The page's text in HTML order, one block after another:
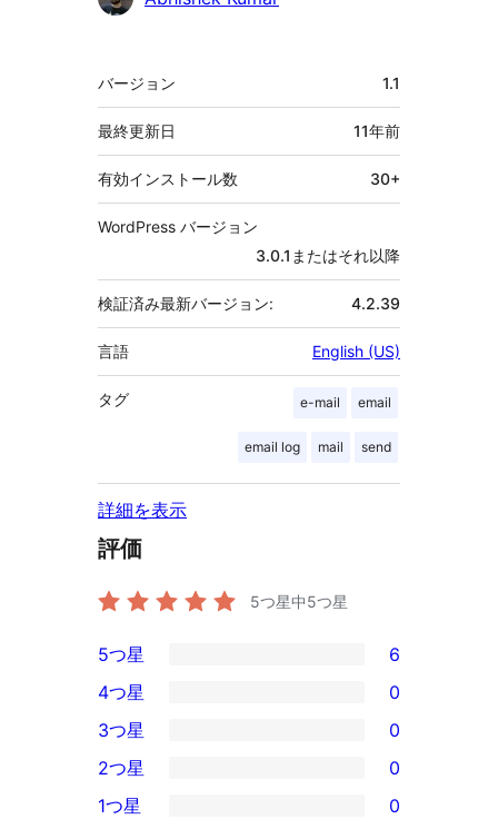
メ
タ
バージョン 1.1
最終更新日 11年前
有効インストール数 30+
WordPress バージョン
3.0.1またはそれ以降
検証済み最新バージョン: 4.2.39
言語 English (US)
タグ e-mail email
email log mail send
詳細を表示
評価
5つ星中5つ星
6
5-
星
レ
ビ
5つ星 6
4-
星
レ
4つ星 0
0
3-
星
3つ星 0
2-
2つ星 0
1つ星 0